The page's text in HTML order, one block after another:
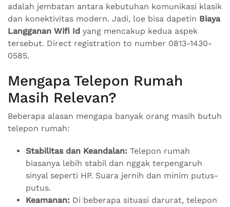
adalah jembatan antara kebutuhan komunikasi klasik
dan konektivitas modern. Jadi, loe bisa dapetin Biaya
Langganan Wifi Id yang mencakup kedua aspek
tersebut. Direct registration to number 0813-1430-
0585.
Mengapa Telepon Rumah
Masih Relevan?
Beberapa alasan mengapa banyak orang masih butuh
telepon rumah:
Stabilitas dan Keandalan: Telepon rumah
biasanya lebih stabil dan nggak terpengaruh
sinyal seperti HP. Suara jernih dan minim putus-
putus.
Keamanan: Di beberapa situasi darurat, telepon